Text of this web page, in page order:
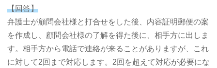
【回答】
弁護士が顧問会社様と打合せをした後、内容証明郵便の案
を作成し、顧問会社様の了解を得た後に、相手方に出しま
す。相手方から電話で連絡が来ることがありますが、これ
に対して2回まで対応します。2回を超えて対応が必要にな